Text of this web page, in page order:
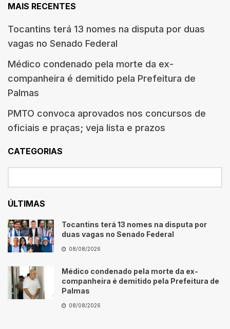
MAIS RECENTES
Tocantins terá 13 nomes na disputa por duas
vagas no Senado Federal
Médico condenado pela morte da ex-
companheira é demitido pela Prefeitura de
Palmas
PMTO convoca aprovados nos concursos de
oficiais e praças; veja lista e prazos
CATEGORIAS
ÚLTIMAS
Tocantins terá 13 nomes na disputa por
duas vagas no Senado Federal
08/08/2026
Médico condenado pela morte da ex-
companheira é demitido pela Prefeitura de
Palmas
08/08/2026